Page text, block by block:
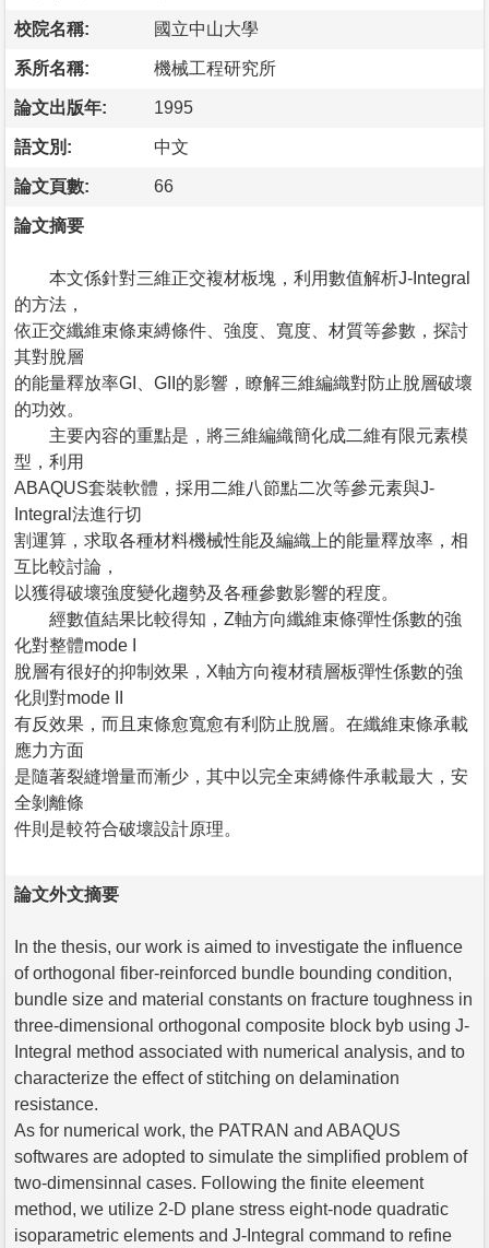
校院名稱: 國立中山大學
系所名稱: 機械工程研究所
論文出版年: 1995
語文別: 中文
論文頁數: 66
論文摘要
本文係針對三維正交複材板塊，利用數值解析J-Integral
的方法，
依正交纖維束條束縛條件、強度、寬度、材質等參數，探討
其對脫層
的能量釋放率GI、GII的影響，瞭解三維編織對防止脫層破壞
的功效。
主要內容的重點是，將三維編織簡化成二維有限元素模
型，利用
ABAQUS套裝軟體，採用二維八節點二次等參元素與J-
Integral法進行切
割運算，求取各種材料機械性能及編織上的能量釋放率，相
互比較討論，
以獲得破壞強度變化趨勢及各種參數影響的程度。
經數值結果比較得知，Z軸方向纖維束條彈性係數的強
化對整體mode I
脫層有很好的抑制效果，X軸方向複材積層板彈性係數的強
化則對mode II
有反效果，而且束條愈寬愈有利防止脫層。在纖維束條承載
應力方面
是隨著裂縫增量而漸少，其中以完全束縛條件承載最大，安
全剝離條
件則是較符合破壞設計原理。
論文外文摘要
In the thesis, our work is aimed to investigate the influence
of orthogonal fiber-reinforced bundle bounding condition,
bundle size and material constants on fracture toughness in
three-dimensional orthogonal composite block byb using J-
Integral method associated with numerical analysis, and to
characterize the effect of stitching on delamination
resistance.
As for numerical work, the PATRAN and ABAQUS
softwares are adopted to simulate the simplified problem of
two-dimensinnal cases. Following the finite eleement
method, we utilize 2-D plane stress eight-node quadratic
isoparametric elements and J-Integral command to refine